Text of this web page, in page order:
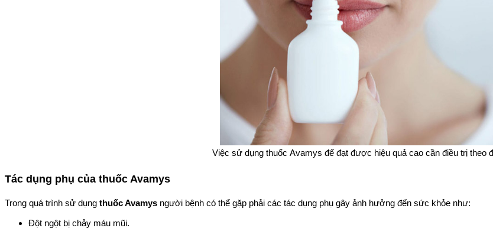
Việc sử dụng thuốc Avamys để đạt được hiệu quả cao cần điều trị theo
Tác dụng phụ của thuốc Avamys
Trong quá trình sử dụng thuốc Avamys người bệnh có thể gặp phải các tác dụng phụ gây ảnh hưởng đến sức khỏe như:
Đột ngột bị chảy máu mũi.